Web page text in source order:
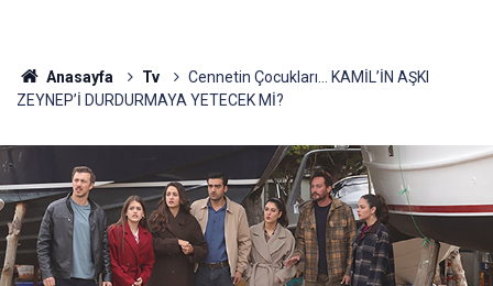
Anasayfa Tv
Cennetin Çocukları... KAMİL’İN AŞKI
ZEYNEP’İ DURDURMAYA YETECEK Mİ?